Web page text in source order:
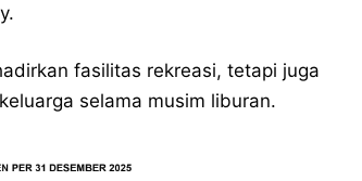
fasilitas rekreasi, tetapi juga
selama musim liburan.